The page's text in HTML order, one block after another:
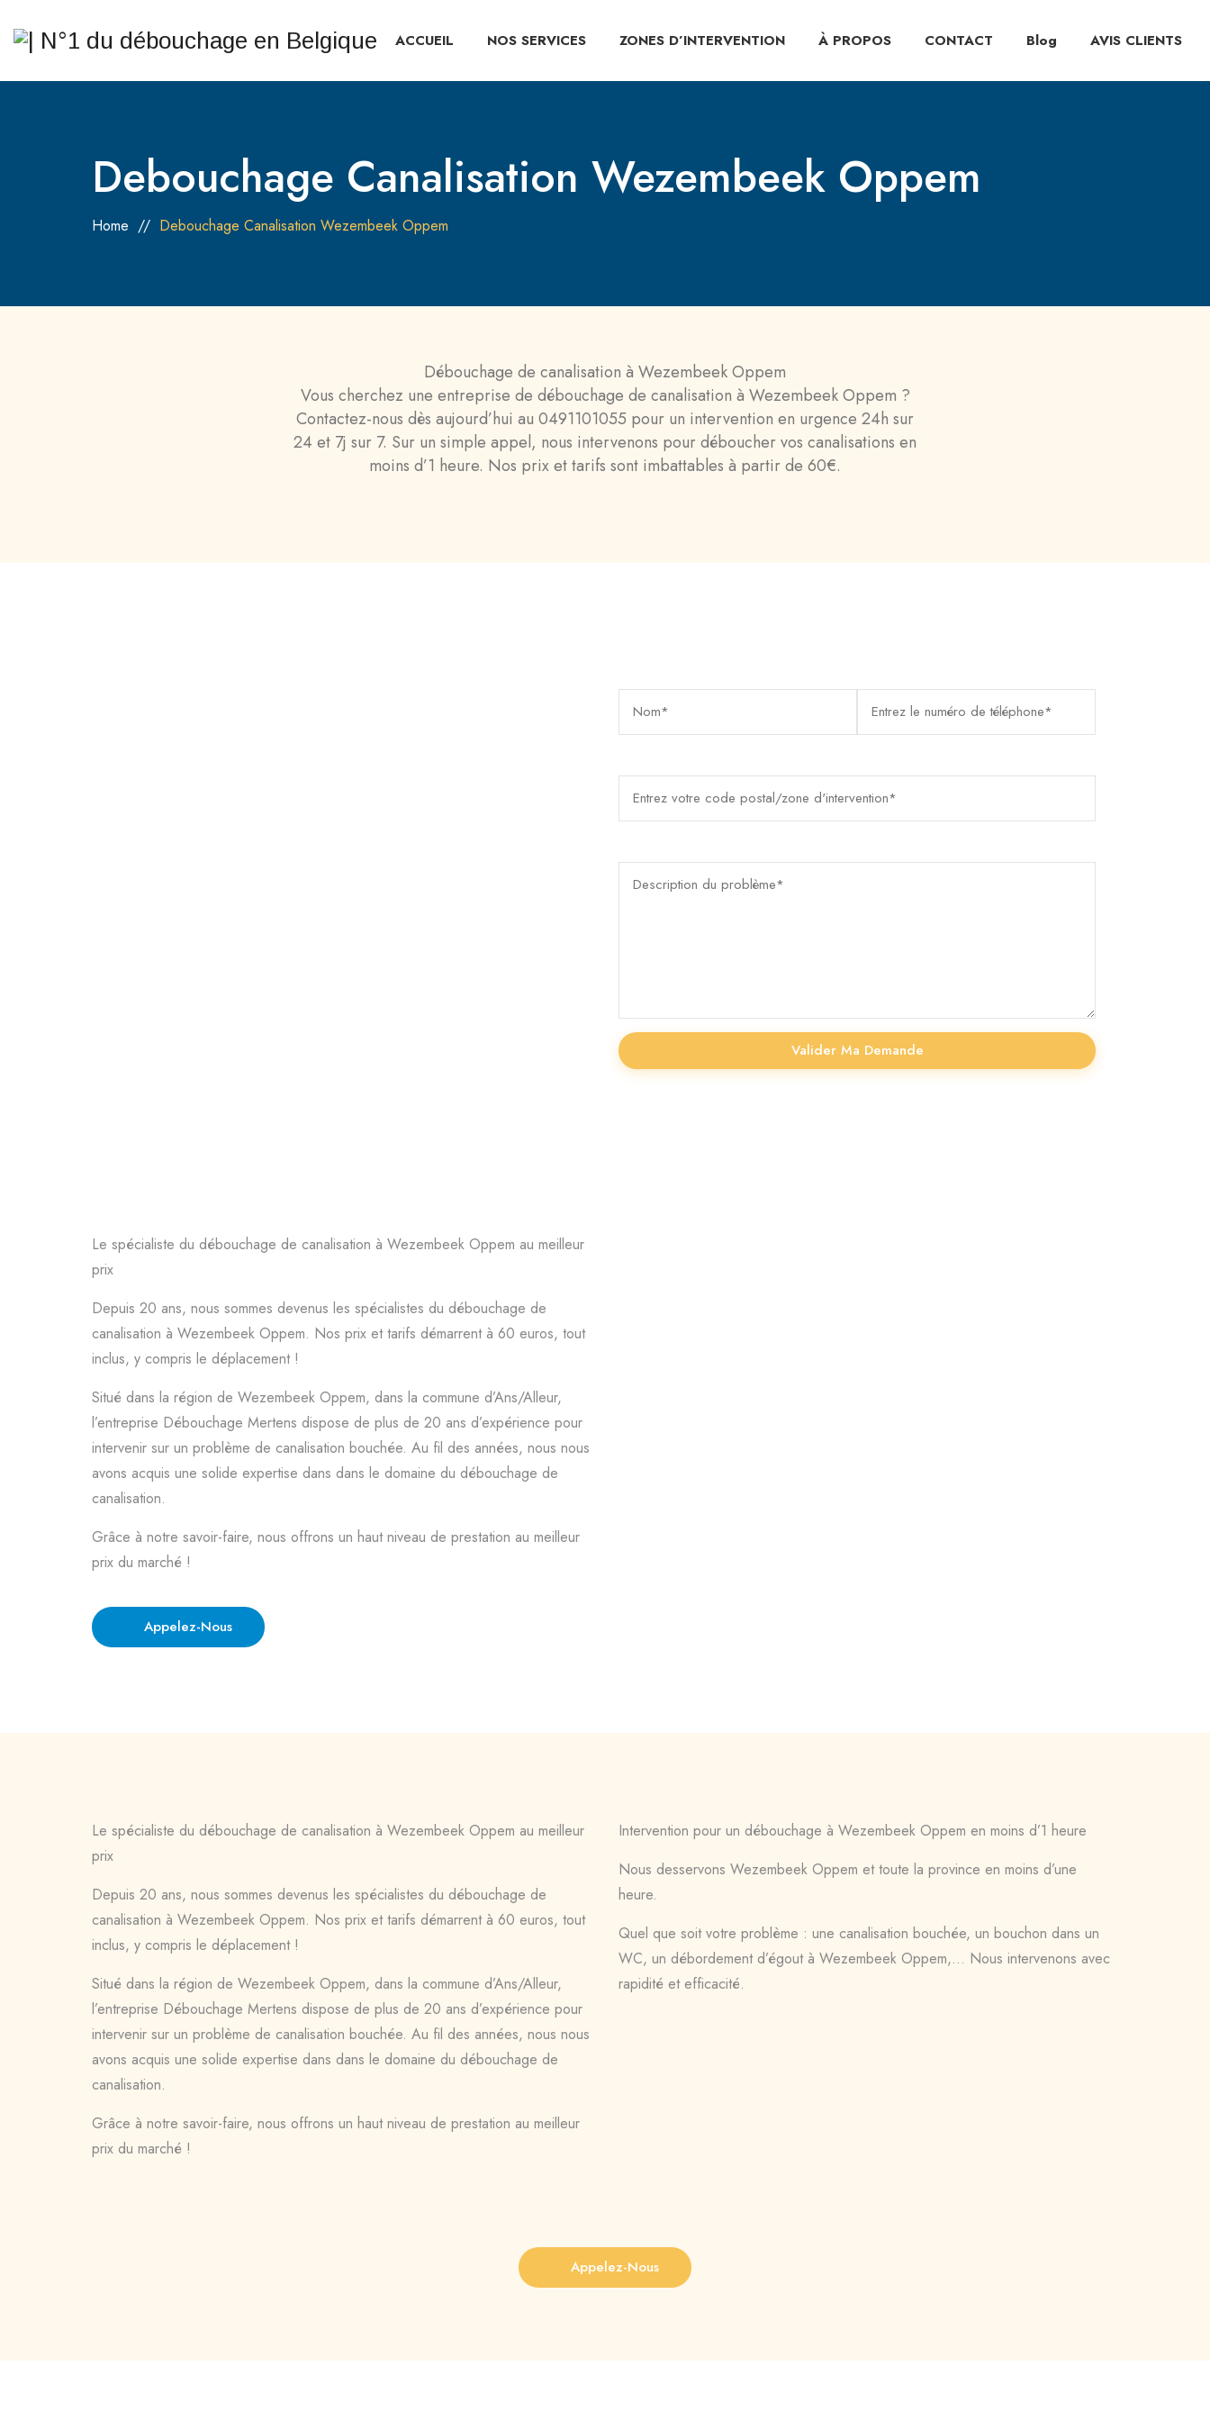
ACCUEIL NOS SERVICES ZONES D’INTERVENTION À PROPOS CONTACT Blog AVIS CLIENTS
Debouchage Canalisation Wezembeek Oppem
Home // Debouchage Canalisation Wezembeek Oppem
Débouchage de canalisation à Wezembeek Oppem
Vous cherchez une entreprise de débouchage de canalisation à Wezembeek Oppem ?
Contactez-nous dès aujourd’hui au 0491101055 pour un intervention en urgence 24h sur
24 et 7j sur 7. Sur un simple appel, nous intervenons pour déboucher vos canalisations en
moins d’1 heure. Nos prix et tarifs sont imbattables à partir de 60€.
Le spécialiste du débouchage de canalisation à Wezembeek Oppem au meilleur
prix
Depuis 20 ans, nous sommes devenus les spécialistes du débouchage de
canalisation à Wezembeek Oppem. Nos prix et tarifs démarrent à 60 euros, tout
inclus, y compris le déplacement !
Situé dans la région de Wezembeek Oppem, dans la commune d’Ans/Alleur,
l’entreprise Débouchage Mertens dispose de plus de 20 ans d’expérience pour
intervenir sur un problème de canalisation bouchée. Au fil des années, nous nous
avons acquis une solide expertise dans dans le domaine du débouchage de
canalisation.
Grâce à notre savoir-faire, nous offrons un haut niveau de prestation au meilleur
prix du marché !
Appelez-Nous
Le spécialiste du débouchage de canalisation à Wezembeek Oppem au meilleur
prix
Depuis 20 ans, nous sommes devenus les spécialistes du débouchage de
canalisation à Wezembeek Oppem. Nos prix et tarifs démarrent à 60 euros, tout
inclus, y compris le déplacement !
Situé dans la région de Wezembeek Oppem, dans la commune d’Ans/Alleur,
l’entreprise Débouchage Mertens dispose de plus de 20 ans d’expérience pour
intervenir sur un problème de canalisation bouchée. Au fil des années, nous nous
avons acquis une solide expertise dans dans le domaine du débouchage de
canalisation.
Grâce à notre savoir-faire, nous offrons un haut niveau de prestation au meilleur
prix du marché !
Intervention pour un débouchage à Wezembeek Oppem en moins d’1 heure
Nous desservons Wezembeek Oppem et toute la province en moins d’une
heure.
Quel que soit votre problème : une canalisation bouchée, un bouchon dans un
WC, un débordement d’égout à Wezembeek Oppem,… Nous intervenons avec
rapidité et efficacité.
Appelez-Nous